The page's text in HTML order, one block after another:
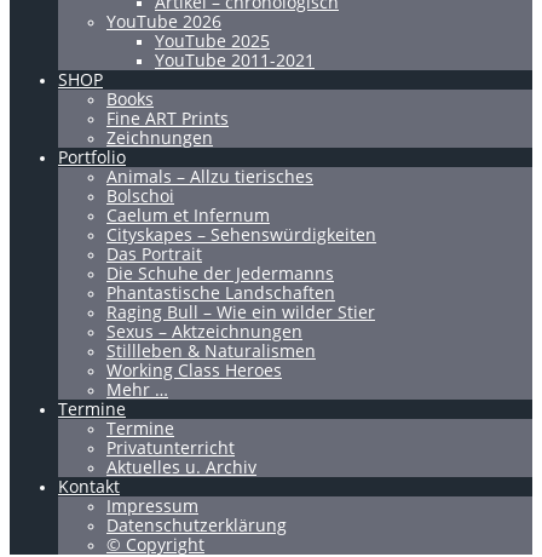
YouTube 2026
YouTube 2025
YouTube 2011-2021
SHOP
Books
Fine ART Prints
Zeichnungen
Portfolio
Animals – Allzu tierisches
Bolschoi
Caelum et Infernum
Cityskapes – Sehenswürdigkeiten
Das Portrait
Die Schuhe der Jedermanns
Phantastische Landschaften
Raging Bull – Wie ein wilder Stier
Sexus – Aktzeichnungen
Stillleben & Naturalismen
Working Class Heroes
Mehr …
Termine
Termine
Privatunterricht
Aktuelles u. Archiv
Kontakt
Impressum
Datenschutzerklärung
© Copyright